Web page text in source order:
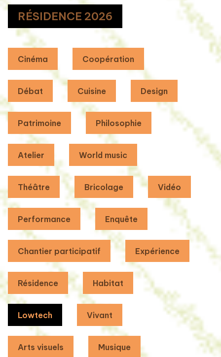
RÉSIDENCE 2026
Cinéma Coopération
Débat Cuisine Design
Patrimoine Philosophie
Atelier World music
Théâtre Bricolage Vidéo
Performance Enquête
Chantier participatif Expérience
Résidence Habitat
Lowtech Vivant
Arts visuels Musique